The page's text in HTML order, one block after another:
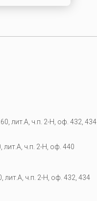
лит.А, ч.п. 2-Н, оф. 432, 434
лит.А, ч.п. 2-Н, оф. 440
лит.А, ч.п. 2-Н, оф. 432, 434